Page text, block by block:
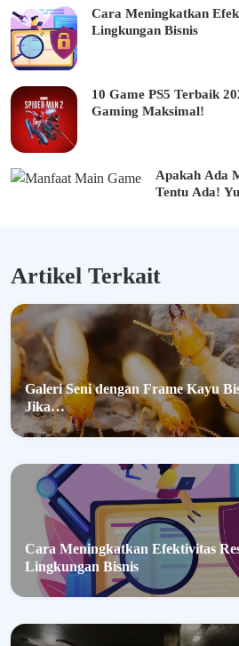
Cara Meningkatkan
Lingkungan Bisnis
10 Game PS5 Terbaik
Gaming Maksimal!
Apakah Ada
Tentu Ada!
Artikel Terkait
Galeri Seni dengan Frame Kayu
Jika…
Cara Meningkatkan Efektivitas
Lingkungan Bisnis